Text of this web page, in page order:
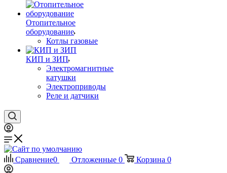
Отопительное
оборудование
Котлы газовые
КИП и ЗИП
Электромагнитные
катушки
Электроприводы
Реле и датчики
Сравнение0 Отложенные 0 Корзина 0